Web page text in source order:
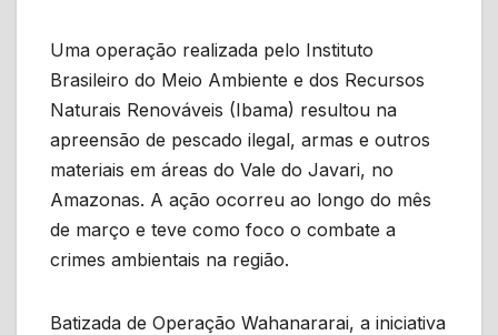
Uma operação realizada pelo Instituto
Brasileiro do Meio Ambiente e dos Recursos
Naturais Renováveis (Ibama) resultou na
apreensão de pescado ilegal, armas e outros
materiais em áreas do Vale do Javari, no
Amazonas. A ação ocorreu ao longo do mês
de março e teve como foco o combate a
crimes ambientais na região.
Batizada de Operação Wahanararai, a iniciativa